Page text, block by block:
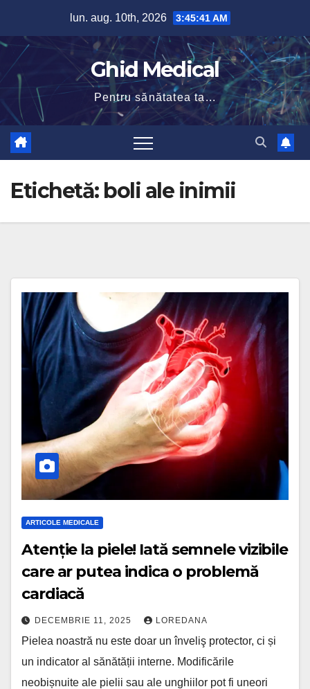
content
lun. aug. 10th, 2026 3:45:41 AM
Ghid Medical
Pentru sănătatea ta...
Etichetă: boli ale inimii
ARTICOLE MEDICALE
Atenție la piele! Iată semnele vizibile
care ar putea indica o problemă
cardiacă
DECEMBRIE 11, 2025 LOREDANA
Pielea noastră nu este doar un înveliş protector, ci și
un indicator al sănătății interne. Modificările
neobișnuite ale pielii sau ale unghiilor pot fi uneori